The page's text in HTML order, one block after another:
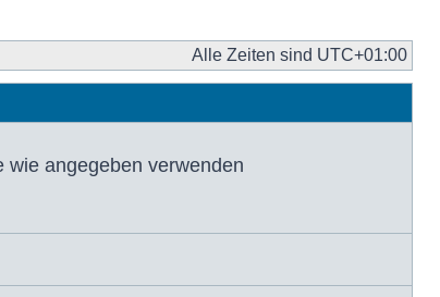
Alle Zeiten sind UTC+01:00
wie angegeben verwenden